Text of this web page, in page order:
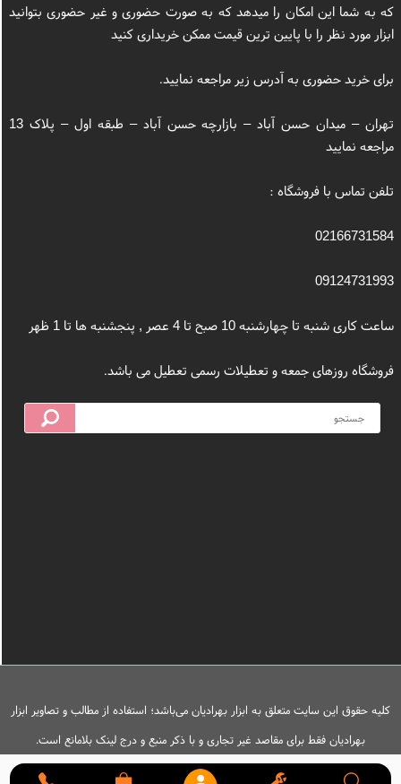
که به شما این امکان را میدهد که به صورت حضوری و غیر حضوری بتوانید
ابزار مورد نظر را با پایین ترین قیمت ممکن خریداری کنید
برای خرید حضوری به آدرس زیر مراجعه نمایید.
تهران – میدان حسن آباد – بازارچه حسن آباد – طبقه اول – پلاک 13
مراجعه نمایید
تلفن تماس با فروشگاه :
02166731584
09124731993
ساعت کاری شنبه تا چهارشنبه 10 صبح تا 4 عصر , پنجشنبه ها تا 1 ظهر
فروشگاه روزهای جمعه و تعطیلات رسمی تعطیل می باشد.
کلیه حقوق این سایت متعلق به ابزار بهرادیان می‌باشد؛ استفاده از مطالب و تصاویر ابزار
بهرادیان فقط برای مقاصد غیر تجاری و با ذکر منبع و درج لینک بلامانع است.